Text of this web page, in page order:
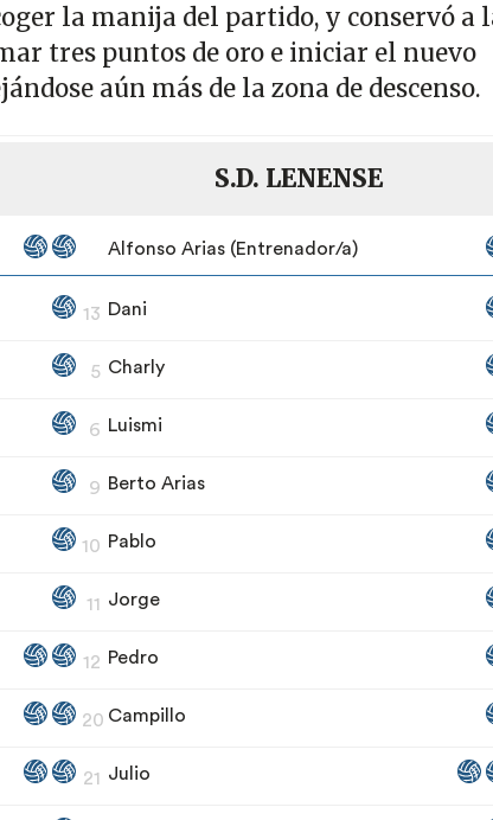
la manija del partido, y conservó a
tres puntos de oro e iniciar el nuevo
aún más de la zona de descenso.
S.D. LENENSE
Alfonso Arias (Entrenador/a)
13 Dani
5 Charly
6 Luismi
9 Berto Arias
10 Pablo
11 Jorge
12 Pedro
20 Campillo
21 Julio